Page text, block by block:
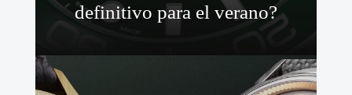
definitivo para el verano?